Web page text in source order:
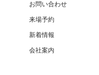
お問い合わせ
来場予約
新着情報
会社案内